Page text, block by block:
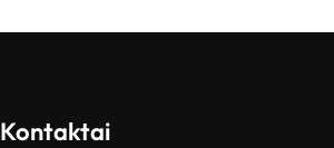
Kontaktai